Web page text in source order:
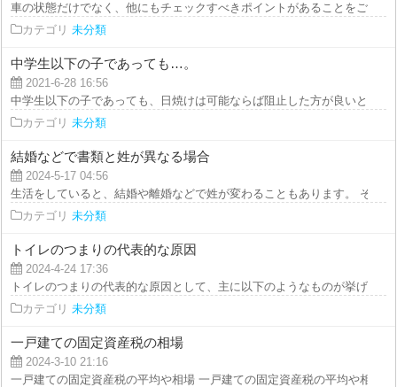
車の状態だけでなく、他にもチェックすべきポイントがあることをご存知
カテゴリ 未分類
中学生以下の子であっても…。
2021-6-28 16:56
中学生以下の子であっても、日焼けは可能ならば阻止した方が良いと考え
カテゴリ 未分類
結婚などで書類と姓が異なる場合
2024-5-17 04:56
生活をしていると、結婚や離婚などで姓が変わることもあります。 その
カテゴリ 未分類
トイレのつまりの代表的な原因
2024-4-24 17:36
トイレのつまりの代表的な原因として、主に以下のようなものが挙げられ
カテゴリ 未分類
一戸建ての固定資産税の相場
2024-3-10 21:16
一戸建ての固定資産税の平均や相場 一戸建ての固定資産税の平均や相場